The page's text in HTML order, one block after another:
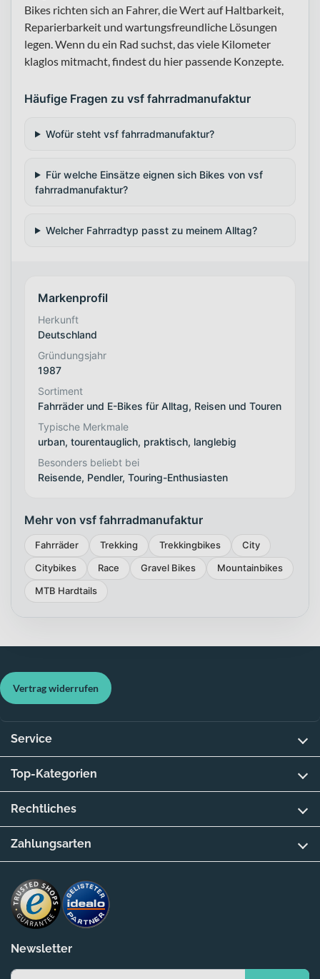
Bikes richten sich an Fahrer, die Wert auf Haltbarkeit,
Reparierbarkeit und wartungsfreundliche Lösungen
legen. Wenn du ein Rad suchst, das viele Kilometer
klaglos mitmacht, findest du hier passende Konzepte.
Häufige Fragen zu vsf fahrradmanufaktur
Wofür steht vsf fahrradmanufaktur?
Für welche Einsätze eignen sich Bikes von vsf
fahrradmanufaktur?
Welcher Fahrradtyp passt zu meinem Alltag?
Markenprofil
Herkunft
Deutschland
Gründungsjahr
1987
Sortiment
Fahrräder und E-Bikes für Alltag, Reisen und Touren
Typische Merkmale
urban, tourentauglich, praktisch, langlebig
Besonders beliebt bei
Reisende, Pendler, Touring-Enthusiasten
Mehr von vsf fahrradmanufaktur
Fahrräder Trekking Trekkingbikes
City
Citybikes
Race Gravel Bikes
Mountainbikes
MTB Hardtails
Newsletter
Vertrag widerrufen
Service
Top-Kategorien
Rechtliches
Zahlungsarten